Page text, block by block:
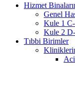
Hizmet
Genel
Kule 1
Kule 2
Tıbbi Birimler